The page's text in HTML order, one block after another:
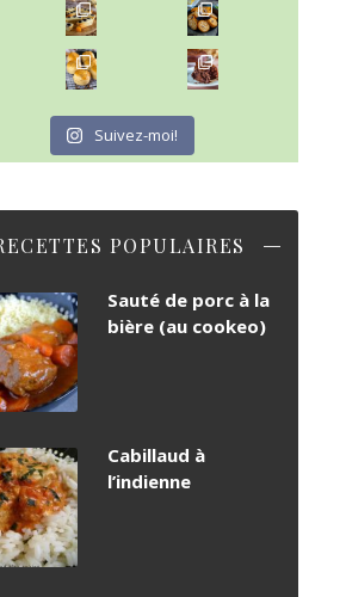
~ FINANCIERS MYRTILLES ET CITRON ~
Aujourd'hu
~ BUNS MAISON ~
Un peu de boulange par ici au
~ GÂTEAU FONDANT CHOCO NOISETTE ~
C'est lundi
Suivez-moi!
POPULAIRES
Sauté de porc à la
bière (au cookeo)
Cabillaud à
l’indienne